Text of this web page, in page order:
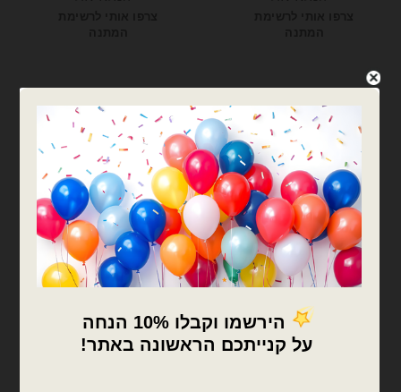
המלאי אזל
בלוני מיילר
כסף לבבות אדומים
₪
10.00
המלאי אזל